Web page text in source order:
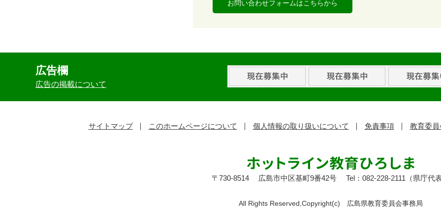
お問い合わせフォームはこちらから
広告欄
広告の掲載について
サイトマップ このホームページについて 個人情報の取り扱いについて 免責事項 教育委
〒730-8514 広島市中区基町9番42号 Tel：082-228-2111（県庁代
All Rights Reserved,Copyright(c) 広島県教育委員会事務局